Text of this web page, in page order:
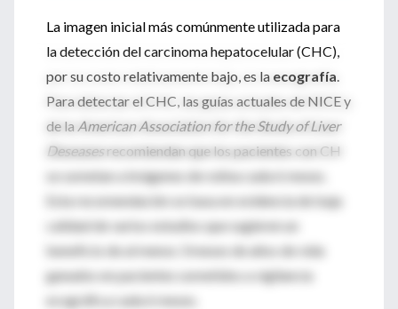
La imagen inicial más comúnmente utilizada para
la detección delcarcinoma hepatocelular(CHC),
por su costo relativamente bajo, es la ecografía.
Para detectar el CHC, las guías actuales de NICE y
de la American Association for the Study of Liver
Deseasesrecomiendan que los pacientes con CH
se sometan a imágenes de rutina cada 6 meses.
Esta recomendación se basa en evidencia de baja
calidad de varios estudios que sugieren un
beneficio de al menos 3 meses de años de vida
ganados en pacientes sometidos a vigilancia
ecográfica cada 6 meses.